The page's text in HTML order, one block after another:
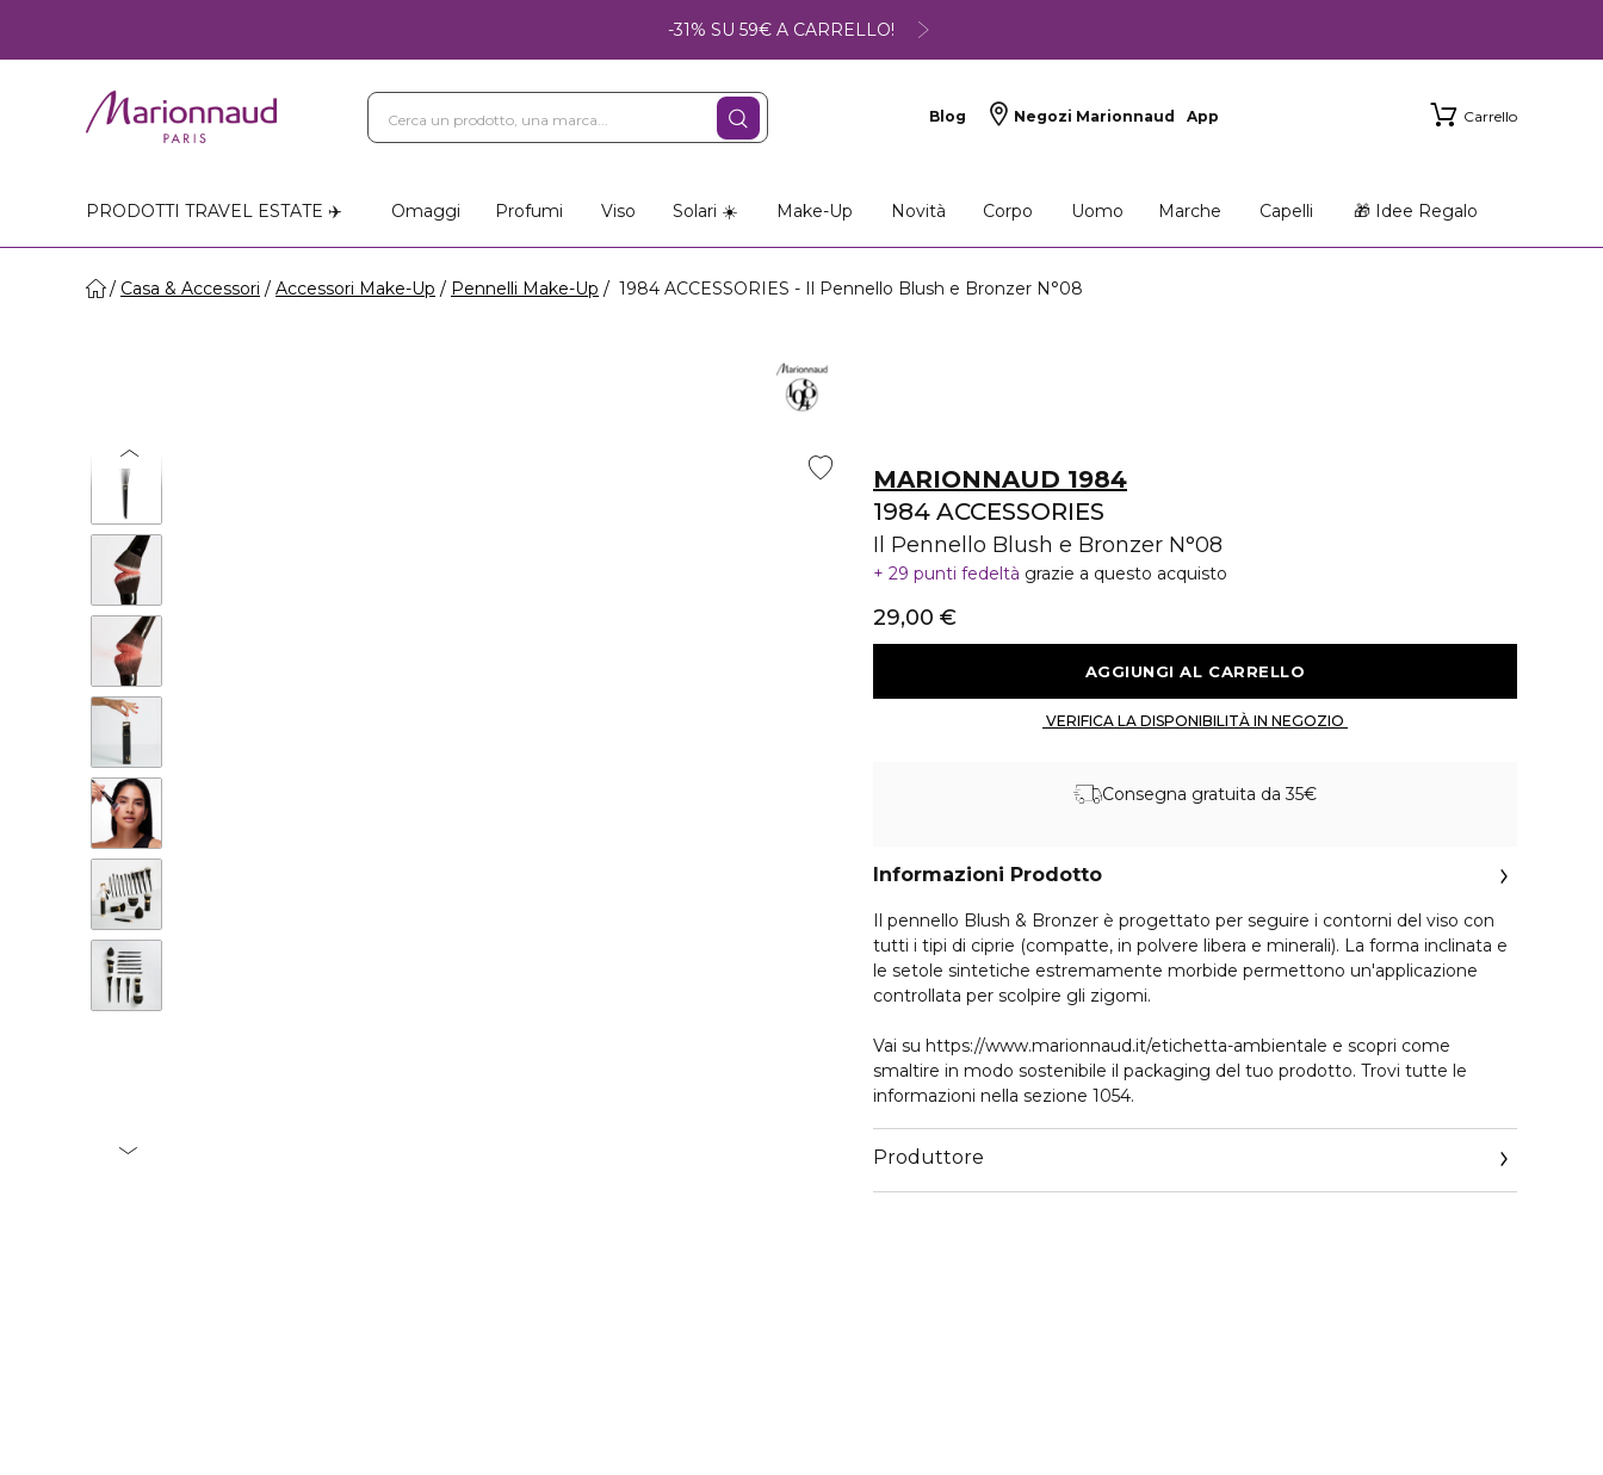
-31% SU 59€ A CARRELLO!
Blog Negozi Marionnaud App Carrello
PRODOTTI TRAVEL ESTATE ✈️ Omaggi Profumi Viso Solari ☀️ Make-Up Novità Corpo Uomo Marche Capelli 🎁 Idee Regalo
Casa & Accessori Accessori Make-Up Pennelli Make-Up 1984 ACCESSORIES - Il Pennello Blush e Bronzer N°08
MARIONNAUD 1984
1984 ACCESSORIES
Il Pennello Blush e Bronzer N°08
29 punti fedeltà grazie a questo acquisto
29,00 €
Consegna gratuita da 35€
Informazioni Prodotto
Il pennello Blush & Bronzer è progettato per seguire i contorni del viso con
tutti i tipi di ciprie (compatte, in polvere libera e minerali). La forma inclinata e
le setole sintetiche estremamente morbide permettono un'applicazione
controllata per scolpire gli zigomi.
Vai su https://www.marionnaud.it/etichetta-ambientale e scopri come
smaltire in modo sostenibile il packaging del tuo prodotto. Trovi tutte le
informazioni nella sezione 1054.
Produttore